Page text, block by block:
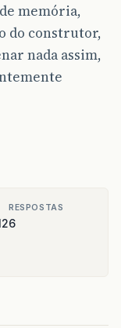
memória,
do construtor,
nada assim,
RESPOSTAS
6